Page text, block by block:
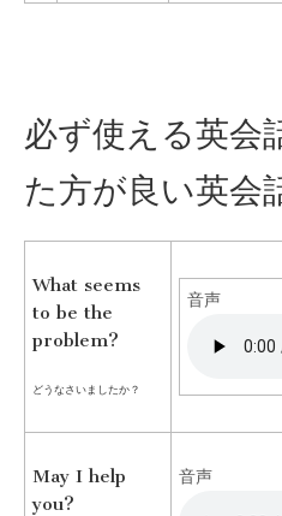
必ず使える英会
た方が良い英会
What seems
to be the
problem?
どうなさいましたか？
音声
May I help
you?
音声